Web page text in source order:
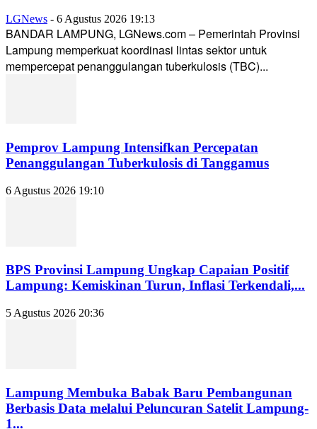
LGNews - 6 Agustus 2026 19:13
BANDAR LAMPUNG, LGNews.com – Pemerintah Provinsi
Lampung memperkuat koordinasi lintas sektor untuk
mempercepat penanggulangan tuberkulosis (TBC)...
Pemprov Lampung Intensifkan Percepatan
Penanggulangan Tuberkulosis di Tanggamus
6 Agustus 2026 19:10
BPS Provinsi Lampung Ungkap Capaian Positif
Lampung: Kemiskinan Turun, Inflasi Terkendali,...
5 Agustus 2026 20:36
Lampung Membuka Babak Baru Pembangunan
Berbasis Data melalui Peluncuran Satelit Lampung-
1...